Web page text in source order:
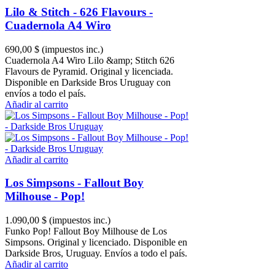
Lilo & Stitch - 626 Flavours -
Cuadernola A4 Wiro
690,00 $ (impuestos inc.)
Cuadernola A4 Wiro Lilo &amp; Stitch 626
Flavours de Pyramid. Original y licenciada.
Disponible en Darkside Bros Uruguay con
envíos a todo el país.
Añadir al carrito
Añadir al carrito
Los Simpsons - Fallout Boy
Milhouse - Pop!
1.090,00 $ (impuestos inc.)
Funko Pop! Fallout Boy Milhouse de Los
Simpsons. Original y licenciado. Disponible en
Darkside Bros, Uruguay. Envíos a todo el país.
Añadir al carrito